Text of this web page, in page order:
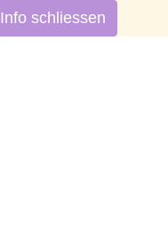
Info schliessen